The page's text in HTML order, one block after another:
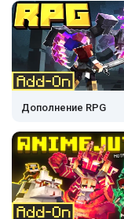
Дополнение RPG